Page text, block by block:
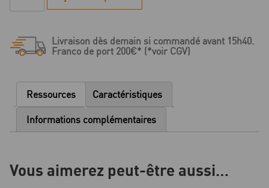
-
Flex
D
-
HG
Livraison dès demain si commandé avant 15h40.
Franco de port 200€* (*voir CGV)
Ressources Caractéristiques
Informations complémentaires
Vous aimerez peut-être aussi…